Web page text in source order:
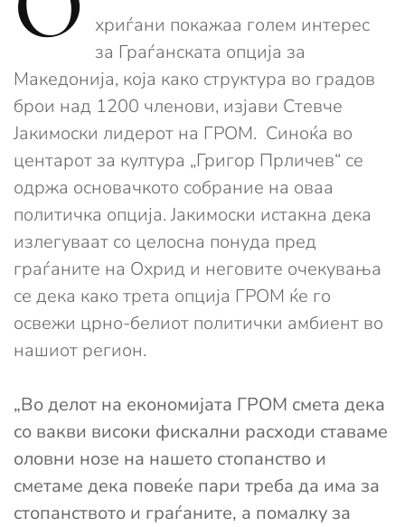
хриѓани покажаа голем интерес
за Граѓанската опција за
Македонија, која како структура во градов
брои над 1200 членови, изјави Стевче
Јакимоски лидерот на ГРОМ. Синоќа во
центарот за култура „Григор Прличев“ се
одржа основачкото собрание на оваа
политичка опција. Јакимоски истакна дека
излегуваат со целосна понуда пред
граѓаните на Охрид и неговите очекувања
се дека како трета опција ГРОМ ќе го
освежи црно-белиот политички амбиент во
нашиот регион.
„Во делот на економијата ГРОМ смета дека
со вакви високи фискални расходи ставаме
оловни нозе на нашето стопанство и
сметаме дека повеќе пари треба да има за
стопанството и граѓаните, а помалку за